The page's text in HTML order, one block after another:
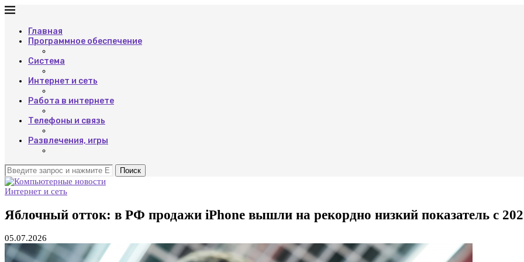
Главная
Программное обеспечение
Система
Интернет и сеть
Работа в интернете
Телефоны и связь
Развлечения, игры
Поиск
Интернет и сеть
Яблочный отток: в РФ продажи iPhone вышли на рекордно низкий показатель с
05.07.2026